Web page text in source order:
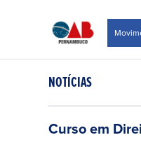
NOTÍCIAS
Curso em